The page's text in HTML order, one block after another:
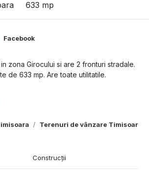
633 mp
Terenuri de vânzare Timisoara
Facebook
zona Girocului si are 2 fronturi stradale.
de 633 mp. Are toate utilitatile.
Construcții